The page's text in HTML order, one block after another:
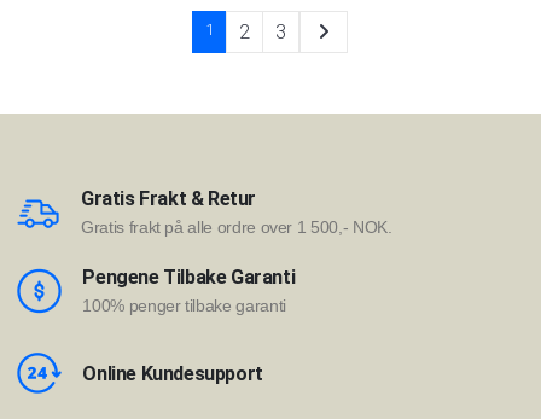
1 2 3
Gratis Frakt & Retur
Gratis frakt på alle ordre over 1 500,- NOK.
Pengene Tilbake Garanti
100% penger tilbake garanti
Online Kundesupport